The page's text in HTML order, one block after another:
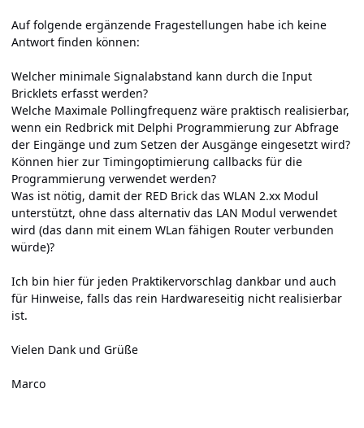
Auf folgende ergänzende Fragestellungen habe ich keine
Antwort finden können:
Welcher minimale Signalabstand kann durch die Input
Bricklets erfasst werden?
Welche Maximale Pollingfrequenz wäre praktisch realisierbar,
wenn ein Redbrick mit Delphi Programmierung zur Abfrage
der Eingänge und zum Setzen der Ausgänge eingesetzt wird?
Können hier zur Timingoptimierung callbacks für die
Programmierung verwendet werden?
Was ist nötig, damit der RED Brick das WLAN 2.xx Modul
unterstützt, ohne dass alternativ das LAN Modul verwendet
wird (das dann mit einem WLan fähigen Router verbunden
würde)?
Ich bin hier für jeden Praktikervorschlag dankbar und auch
für Hinweise, falls das rein Hardwareseitig nicht realisierbar
ist.
Vielen Dank und Grüße
Marco